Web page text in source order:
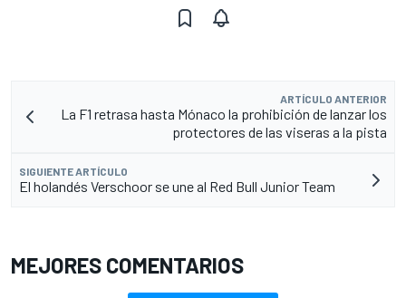
ARTÍCULO ANTERIOR
La F1 retrasa hasta Mónaco la prohibición de lanzar los
protectores de las viseras a la pista
SIGUIENTE ARTÍCULO
El holandés Verschoor se une al Red Bull Junior Team
MEJORES COMENTARIOS